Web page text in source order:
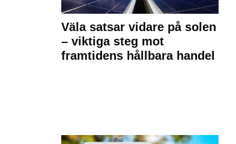
Väla satsar vidare på solen
– viktiga steg mot
framtidens hållbara handel